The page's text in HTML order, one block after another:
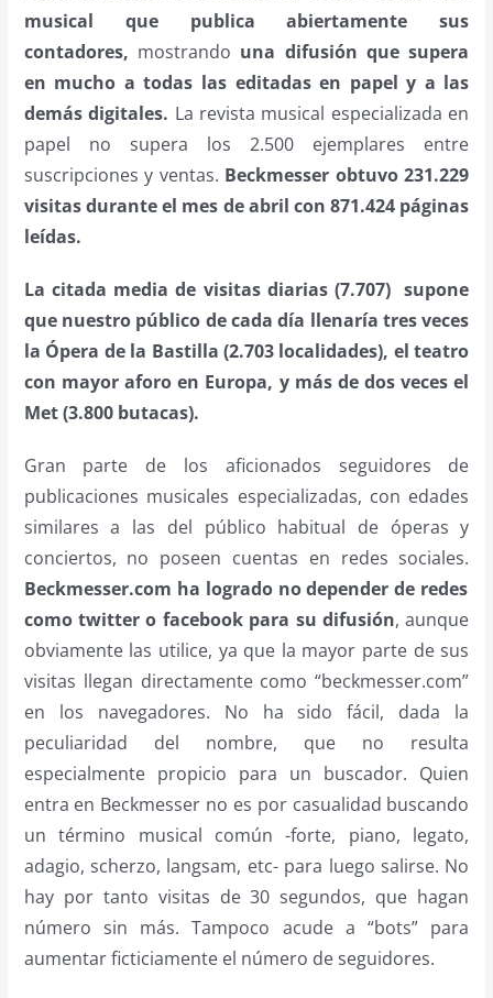
musical que publica abiertamente sus
contadores, mostrando una difusión que supera
en mucho a todas las editadas en papel y a las
demás digitales. La revista musical especializada en
papel no supera los 2.500 ejemplares entre
suscripciones y ventas. Beckmesser obtuvo 231.229
visitas durante el mes de abril con 871.424 páginas
leídas.
La citada media de visitas diarias (7.707) supone
que nuestro público de cada día llenaría tres veces
la Ópera de la Bastilla (2.703 localidades), el teatro
con mayor aforo en Europa, y más de dos veces el
Met (3.800 butacas).
Gran parte de los aficionados seguidores de
publicaciones musicales especializadas, con edades
similares a las del público habitual de óperas y
conciertos, no poseen cuentas en redes sociales.
Beckmesser.com ha logrado no depender de redes
como twitter o facebook para su difusión, aunque
obviamente las utilice, ya que la mayor parte de sus
visitas llegan directamente como “beckmesser.com”
en los navegadores. No ha sido fácil, dada la
peculiaridad del nombre, que no resulta
especialmente propicio para un buscador. Quien
entra en Beckmesser no es por casualidad buscando
un término musical común -forte, piano, legato,
adagio, scherzo, langsam, etc- para luego salirse. No
hay por tanto visitas de 30 segundos, que hagan
número sin más. Tampoco acude a “bots” para
aumentar ficticiamente el número de seguidores.